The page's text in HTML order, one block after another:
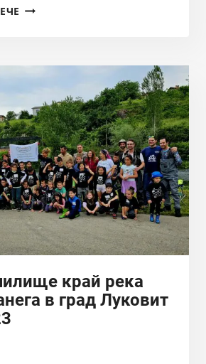
РИБОЛОВЪТ
РИБИ
Е
РАЗРЕШЕН
01.06.2023
край река
в град Луковит